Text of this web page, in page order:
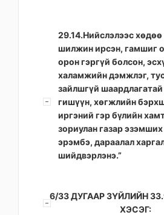
29.14.Нийслэлээс хөдөө
шилжин ирсэн, гамшиг
орон гэргүй болсон,
халамжийн дэмжлэг,
зайлшгүй
гишүүн, хөгжлийн
иргэний гэр бүлийн
зориулан газар
эрэмбэ, дараалал
шийдвэрлэнэ.”
6/33 ДУГААР ЗҮЙЛИЙН
ХЭСЭГ: